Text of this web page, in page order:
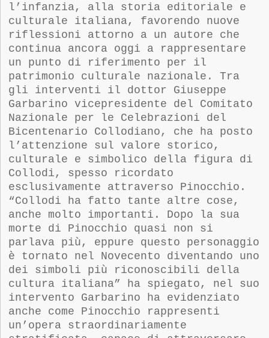
l’infanzia, alla storia editoriale e
culturale italiana, favorendo nuove
riflessioni attorno a un autore che
continua ancora oggi a rappresentare
un punto di riferimento per il
patrimonio culturale nazionale. Tra
gli interventi il dottor Giuseppe
Garbarinovicepresidente del Comitato
Nazionale per le Celebrazioni del
Bicentenario Collodiano, che ha posto
l’attenzione sul valore storico,
culturale e simbolico della figura di
Collodi, spesso ricordato
esclusivamente attraverso Pinocchio.
“Collodi ha fatto tante altre cose,
anche molto importanti. Dopo la sua
morte di Pinocchio quasi non si
parlava più, eppure questo personaggio
è tornato nel Novecento diventando uno
dei simboli più riconoscibili della
cultura italiana” ha spiegato, nel suo
intervento Garbarino ha evidenziato
anche come Pinocchio rappresenti
un’opera straordinariamente